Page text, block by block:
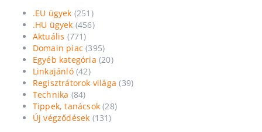
.EU ügyek (251)
.HU ügyek (456)
Aktuális (771)
Domain piac (395)
Egyéb kategória (20)
Linkajánló(42)
Regisztrátorok világa (39)
Technika (84)
Tippek, tanácsok (28)
Új végződések (131)